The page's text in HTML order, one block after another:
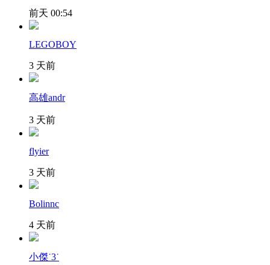
前天 00:54
LEGOBOY
3 天前
高雄andr
3 天前
flyier
3 天前
Bolinnc
4 天前
小傑˙3˙